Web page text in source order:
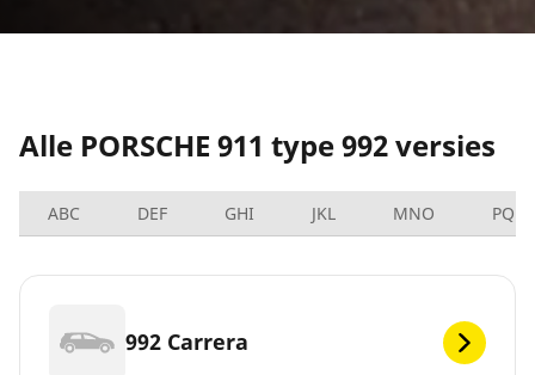
Alle PORSCHE 911 type 992 versies
ABC DEF GHI JKL MNO PQRS
992 Carrera